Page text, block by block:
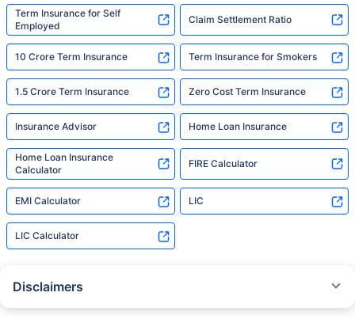
Term Insurance for Self
Employed
Claim Settlement Ratio
10 Crore Term Insurance Term Insurance for Smokers
1.5 Crore Term Insurance Zero Cost Term Insurance
Insurance Advisor Home Loan Insurance
Home Loan Insurance
Calculator
FIRE Calculator
EMI Calculator LIC
LIC Calculator
Disclaimers